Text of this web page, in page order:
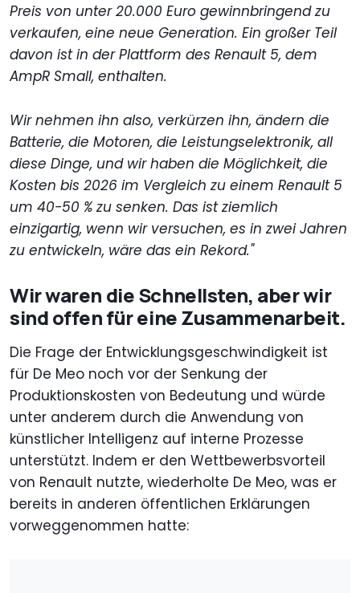
Preis von unter 20.000 Euro gewinnbringend zu
verkaufen, eine neue Generation. Ein großer Teil
davon ist in der Plattform des Renault 5, dem
AmpR Small, enthalten.
Wir nehmen ihn also, verkürzen ihn, ändern die
Batterie, die Motoren, die Leistungselektronik, all
diese Dinge, und wir haben die Möglichkeit, die
Kosten bis 2026 im Vergleich zu einem Renault 5
um 40-50 % zu senken. Das istziemlich
einzigartig, wenn wir versuchen, es in zwei Jahren
zu entwickeln, wäre das ein Rekord."
Wir waren die Schnellsten, aber wir
sind offen für eine Zusammenarbeit.
Die Frage der Entwicklungsgeschwindigkeit ist
für De Meo noch vor der Senkung der
Produktionskosten von Bedeutung und würde
unter anderem durch die Anwendung von
künstlicher Intelligenz auf interne Prozesse
unterstützt. Indem er den Wettbewerbsvorteil
von Renault nutzte, wiederholte De Meo, was er
bereits in anderen öffentlichen Erklärungen
vorweggenommen hatte: